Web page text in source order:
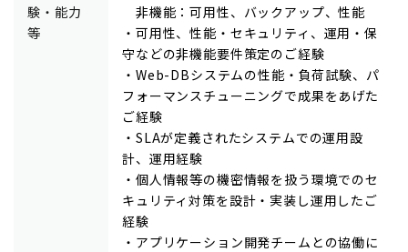
験・能力
等
非機能：可用性、バックアップ、性能
・可用性、性能・セキュリティ、運用・保
守などの非機能要件策定のご経験
・Web-DBシステムの性能・負荷試験、パ
フォーマンスチューニングで成果をあげた
ご経験
・SLAが定義されたシステムでの運用設
計、運用経験
・個人情報等の機密情報を扱う環境でのセ
キュリティ対策を設計・実装し運用したご
経験
・アプリケーション開発チームとの協働に